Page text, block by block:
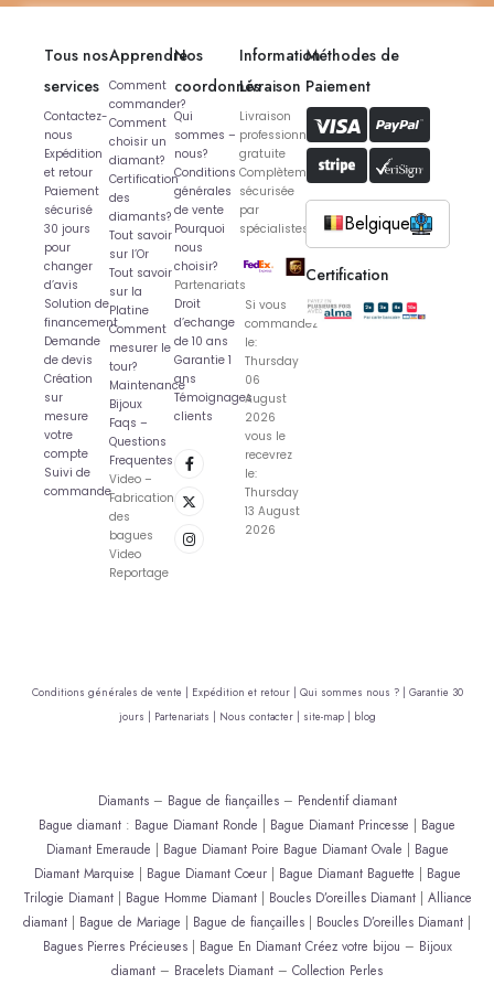
Tous nos
services
Contactez-
nous
Expédition
et retour
Paiement
sécurisé
30 jours
pour
changer
d’avis
Solution de
financement
Demande
de devis
Création
sur
mesure
votre
compte
Suivi de
commande
Apprendre
Comment
commander?
Comment
choisir un
diamant?
Certification
des
diamants?
Tout savoir
sur l’Or
Tout savoir
sur la
Platine
Comment
mesurer le
tour?
Maintenance
Bijoux
Faqs –
Questions
Frequentes
Video –
Fabrication
des
bagues
Video
Reportage
Nos
coordonnés
Qui
sommes –
nous?
Conditions
générales
de vente
Pourquoi
nous
choisir?
Partenariats
Droit
d’echange
de 10 ans
Garantie 1
ans
Témoignages
clients
Information
Livraison
Livraison
professionnelle
gratuite
Complètement
sécurisée
par
spécialistes
Si vous
commandez
le:
Thursday
06
August
2026
vous le
recevrez
le:
Thursday
13 August
2026
Méthodes de
Paiement
Belgique
Certification
Conditions générales de vente | Expédition et retour | Qui sommes nous ? | Garantie 30
jours |
Partenariats | Nous contacter | site-map | blog
Diamants– Bague de fiançailles– Pendentif diamant
Bague diamant : Bague Diamant Ronde | Bague Diamant Princesse | Bague
Diamant Emeraude | Bague Diamant Poire Bague Diamant Ovale | Bague
Diamant Marquise | Bague Diamant Coeur| Bague Diamant Baguette | Bague
Trilogie Diamant| Bague Homme Diamant| Boucles D’oreilles Diamant| Alliance
diamant | Bague de Mariage | Bague de fiançailles | Boucles D’oreilles Diamant |
Bagues Pierres Précieuses| Bague En Diamant Créez votre bijou – Bijoux
diamant – Bracelets Diamant – Collection Perles